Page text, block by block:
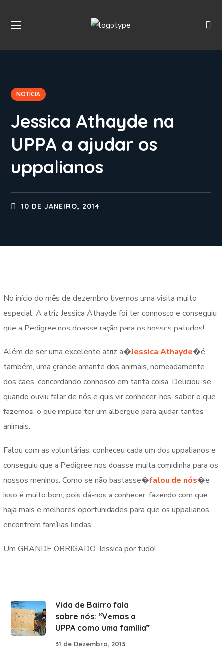
NOTÍCIA
Jessica Athayde na
UPPA a ajudar os
uppalianos
10 DE JANEIRO, 2014
No início do mês de dezembro tivemos uma visita muito
especial. A atriz Jessica Athayde foi ter connosco e conseguiu
que a Pedigree nos doasse ração para os nossos patudos!
Além de ser uma excelente atriz a�Jessica Athayde�é,
também, uma grande amante dos animais, nomeadamente
dos cães, concordando connosco em tanta coisa. Deliciou-se
quando ouviu falar de nós e quis vir conhecer-nos, saber o que
fazemos, o que implica ter um albergue para ajudar tantos
animais.
Falou com as voluntárias, conheceu cada um dos uppalianos e
conseguiu que a Pedigree nos doasse muita comidinha para os
nossos meninos. Como se não bastasse�falou de nós�e
isso é muito bom, pois dá-nos a conhecer, fazendo com que
haja mais e melhores oportunidades para que os uppalianos
encontrem famílias lindas.
Um GRANDE OBRIGADO, Jessica por tudo!
Vida de Bairro fala
sobre nós: “Vemos a
UPPA como uma família”
31 de Dezembro, 2013